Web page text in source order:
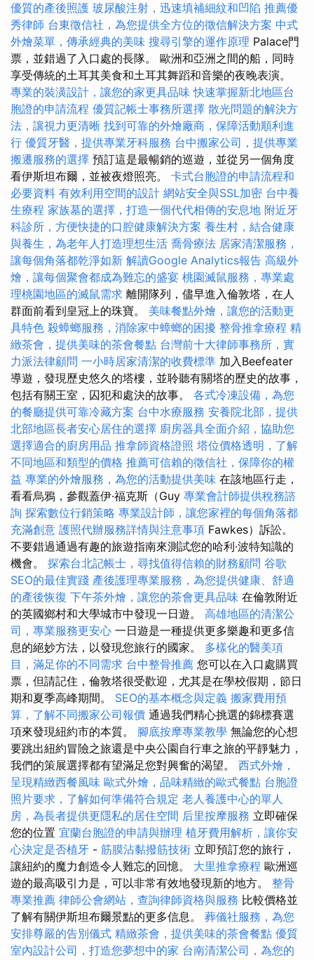
優質的產後照護 玻尿酸注射，迅速填補細紋和凹陷 推薦優
秀律師 台東徵信社，為您提供全方位的徵信解決方案 中式
外燴菜單，傳承經典的美味 搜尋引擎的運作原理 Palace門
票，並錯過了入口處的長隊。 歐洲和亞洲之間的船，同時
享受傳統的土耳其美食和土耳其舞蹈和音樂的夜晚表演。
專業的裝潢設計，讓您的家更具品味 快速掌握新北地區台
胞證的申請流程 優質記帳士事務所選擇 散光問題的解決方
法，讓視力更清晰 找到可靠的外燴廠商，保障活動順利進
行 優質牙醫，提供專業牙科服務 台中搬家公司，提供專業
搬遷服務的選擇 預訂這是最暢銷的巡遊，並從另一個角度
看伊斯坦布爾，並被夜燈照亮。 卡式台胞證的申請流程和
必要資料 有效利用空間的設計 網站安全與SSL加密 台中養
生療程 家族墓的選擇，打造一個代代相傳的安息地 附近牙
科診所，方便快捷的口腔健康解決方案 養生村，結合健康
與養生，為老年人打造理想生活 喬骨療法 居家清潔服務，
讓每個角落都乾淨如新 解讀Google Analytics報告 高級外
燴，讓每個聚會都成為難忘的盛宴 桃園滅鼠服務，專業處
理桃園地區的滅鼠需求 離開隊列，儘早進入倫敦塔，在人
群面前看到皇冠上的珠寶。 美味餐點外燴，讓您的活動更
具特色 殺蟑螂服務，消除家中蟑螂的困擾 整骨推拿療程 精
緻茶會，提供美味的茶會餐點 台灣前十大律師事務所，實
力派法律顧問 一小時居家清潔的收費標準 加入Beefeater
導遊，發現歷史悠久的塔樓，並聆聽有關塔的歷史的故事，
包括有關王室，囚犯和處決的故事。 各式冷凍設備，為您
的餐廳提供可靠冷藏方案 台中水療服務 安養院北部，提供
北部地區長者安心居住的選擇 廚房器具全面介紹，協助您
選擇適合的廚房用品 推拿師資格證照 塔位價格透明，了解
不同地區和類型的價格 推薦可信賴的徵信社，保障你的權
益 專業的外燴服務，為您的活動提供美味 在該地區行走，
看看烏鴉，參觀蓋伊·福克斯（Guy 專業會計師提供稅務諮
詢 探索數位行銷策略 專業設計師，讓您家裡的每個角落都
充滿創意 護照代辦服務詳情與注意事項 Fawkes）訴訟。
不要錯過通過有趣的旅遊指南來測試您的哈利·波特知識的
機會。 探索台北記帳士，尋找值得信賴的財務顧問 谷歌
SEO的最佳實踐 產後護理專業服務，為您提供健康、舒適
的產後恢復 下午茶外燴，讓您的茶會更具品味 在倫敦附近
的英國鄉村和大學城市中發現一日遊。 高雄地區的清潔公
司，專業服務更安心 一日遊是一種提供更多樂趣和更多信
息的絕妙方法，以發現您旅行的國家。 多樣化的醫美項
目，滿足你的不同需求 台中整骨推薦 您可以在入口處購買
票，但請記住，倫敦塔很受歡迎，尤其是在學校假期，節日
期和夏季高峰期間。 SEO的基本概念與定義 搬家費用預
算，了解不同搬家公司報價 通過我們精心挑選的錦標賽選
項來發現紐約市的本質。 腳底按摩專業教學 無論您的心想
要跳出紐約冒險之旅還是中央公園自行車之旅的平靜魅力，
我們的策展選擇都有望滿足您對興奮的渴望。 西式外燴，
呈現精緻西餐風味 歐式外燴，品味精緻的歐式餐點 台胞證
照片要求，了解如何準備符合規定 老人養護中心的單人
房，為長者提供更隱私的居住空間 后里按摩服務 立即確保
您的位置 宜蘭台胞證的申請與辦理 植牙費用解析，讓你安
心決定是否植牙 - 筋膜沾黏撥筋技術 立即預訂您的旅行，
讓紐約的魔力創造令人難忘的回憶。 大里推拿療程 歐洲巡
遊的最高吸引力是，可以非常有效地發現新的地方。 整骨
專業推薦 律師公會網站，查詢律師資格與服務 比較價格並
了解有關伊斯坦布爾景點的更多信息。 葬儀社服務，為您
安排尊嚴的告別儀式 精緻茶會，提供美味的茶會餐點 優質
室內設計公司，打造您夢想中的家 台南清潔公司，為您的